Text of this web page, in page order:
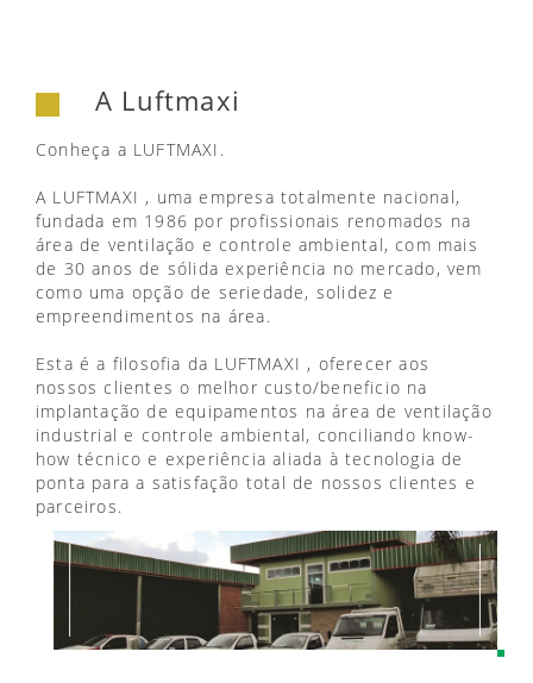
A Luftmaxi
Conheça a LUFTMAXI.
A LUFTMAXI , uma empresa totalmente nacional,
fundada em 1986 por profissionais renomados na
área de ventilação e controle ambiental, com mais
de 30 anos de sólida experiência no mercado, vem
como uma opção de seriedade, solidez e
empreendimentos na área.
Esta é a filosofia da LUFTMAXI , oferecer aos
nossos clientes o melhor custo/beneficio na
implantação de equipamentos na área de ventilação
industrial e controle ambiental, conciliando know-
how técnico e experiência aliada à tecnologia de
ponta para a satisfação total de nossos clientes e
parceiros.